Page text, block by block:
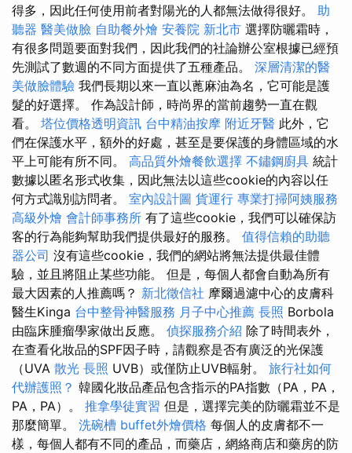
得多，因此任何使用前者對陽光的人都無法做得很好。 助
聽器 醫美做臉 自助餐外燴 安養院 新北市 選擇防曬霜時，
有很多問題要面對我們，因此我們的社論辦公室根據已經預
先測試了數週的不同方面提供了五種產品。 深層清潔的醫
美做臉體驗 我們長期以來一直以蓖麻油為名，它可能是護
髮的好選擇。 作為設計師，時尚界的當前趨勢一直在觀
看。 塔位價格透明資訊 台中精油按摩 附近牙醫 此外，它
們在保護水平，額外的好處，甚至是要保護的身體區域的水
平上可能有所不同。 高品質外燴餐飲選擇 不鏽鋼廚具 統計
數據以匿名形式收集，因此無法以這些cookie的內容以任
何方式識別訪問者。 室內設計圖 貨運行 專業打掃阿姨服務
高級外燴 會計師事務所 有了這些cookie，我們可以確保訪
客的行為能夠幫助我們提供最好的服務。 值得信賴的助聽
器公司 沒有這些cookie，我們的網站將無法提供最佳體
驗，並且將阻止某些功能。 但是，每個人都會自動為所有
最大因素的人推薦嗎？ 新北徵信社 摩爾過濾中心的皮膚科
醫生Kinga 台中整骨神醫服務 月子中心推薦 長照 Borbola
由臨床腫瘤學家做出反應。 偵探服務介紹 除了時間表外，
在查看化妝品的SPF因子時，請觀察是否有廣泛的光保護
（UVA 散光 長照 UVB）或僅防止UVB輻射。 旅行社如何
代辦護照？ 韓國化妝品產品包含指示的PA指數（PA，PA，
PA，PA）。 推拿學徒實習 但是，選擇完美的防曬霜並不是
那麼簡單。 洗碗槽 buffet外燴價格 每個人的皮膚都不一
樣，每個人都有不同的產品，而藥店，網絡商店和藥房的防